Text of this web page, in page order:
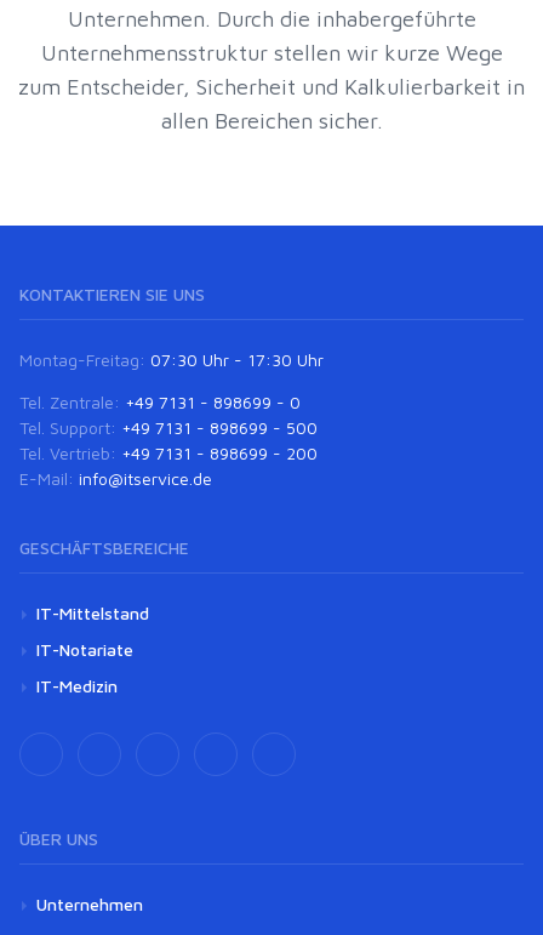
Unternehmen. Durch die inhabergeführte
Unternehmensstruktur stellen wir kurze Wege
zum Entscheider, Sicherheit und Kalkulierbarkeit in
allen Bereichen sicher.
KONTAKTIEREN SIE UNS
Montag-Freitag: 07:30 Uhr - 17:30 Uhr
Tel. Zentrale: +49 7131 - 898699 - 0
Tel. Support: +49 7131 - 898699 - 500
Tel. Vertrieb: +49 7131 - 898699 - 200
E-Mail: info@itservice.de
GESCHÄFTSBEREICHE
IT-Mittelstand
IT-Notariate
IT-Medizin
ÜBER UNS
Unternehmen